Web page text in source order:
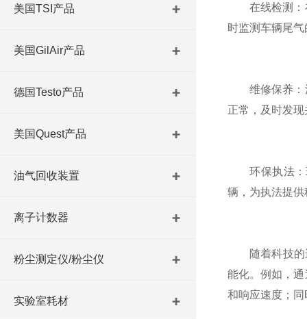
美国TSI产品
美国GilAir产品
德国Testo产品
美国Quest产品
油气回收装置
离子计数器
粉尘测定仪/粉尘仪
实验室耗材
在线检测：在
时监测车辆尾
维修保养：汽
正常，及时发
环保执法：环
辆，为执法提
随着科技的进
能化。例如，
和响应速度；